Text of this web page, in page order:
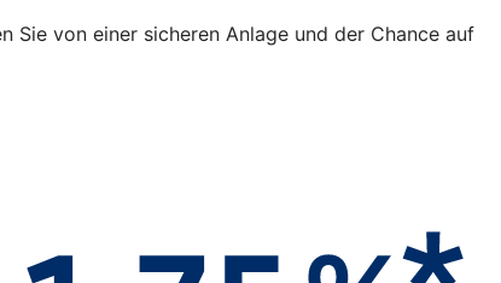
Sie von einer sicheren Anlage und der Chance auf